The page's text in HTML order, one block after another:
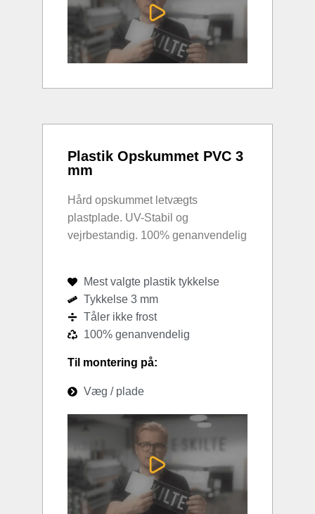
Plastik Opskummet PVC 3
mm
Hård opskummet letvægts
plastplade. UV-Stabil og
vejrbestandig. 100% genanvendelig
Mest valgte plastik tykkelse
Tykkelse 3 mm
Tåler ikke frost
100% genanvendelig
Til montering på:
Væg / plade